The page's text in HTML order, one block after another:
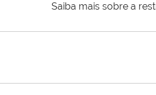
Saiba mais sobre a